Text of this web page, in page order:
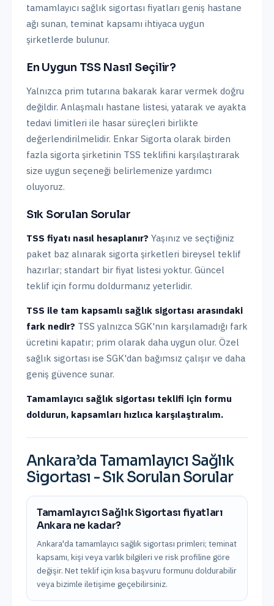
tamamlayıcı sağlık sigortası fiyatları geniş hastane
ağı sunan, teminat kapsamı ihtiyaca uygun
şirketlerde bulunur.
En Uygun TSS Nasıl Seçilir?
Yalnızca prim tutarına bakarak karar vermek doğru
değildir. Anlaşmalı hastane listesi, yatarak ve ayakta
tedavi limitleri ile hasar süreçleri birlikte
değerlendirilmelidir. Enkar Sigorta olarak birden
fazla sigorta şirketinin TSS teklifini karşılaştırarak
size uygun seçeneği belirlemenize yardımcı
oluyoruz.
Sık Sorulan Sorular
TSS fiyatı nasıl hesaplanır? Yaşınız ve seçtiğiniz
paket baz alınarak sigorta şirketleri bireysel teklif
hazırlar; standart bir fiyat listesi yoktur. Güncel
teklif için formu doldurmanız yeterlidir.
TSS ile tam kapsamlı sağlık sigortası arasındaki
fark nedir? TSS yalnızca SGK'nın karşılamadığı fark
ücretini kapatır; prim olarak daha uygun olur. Özel
sağlık sigortası ise SGK'dan bağımsız çalışır ve daha
geniş güvence sunar.
Tamamlayıcı sağlık sigortası teklifi için formu
doldurun, kapsamları hızlıca karşılaştıralım.
Ankara’da Tamamlayıcı Sağlık
Sigortası - Sık Sorulan Sorular
Tamamlayıcı Sağlık Sigortası fiyatları
Ankara ne kadar?
Ankara'da tamamlayıcı sağlık sigortası primleri; teminat
kapsamı, kişi veya varlık bilgileri ve risk profiline göre
değişir. Net teklif için kısa başvuru formunu doldurabilir
veya bizimle iletişime geçebilirsiniz.